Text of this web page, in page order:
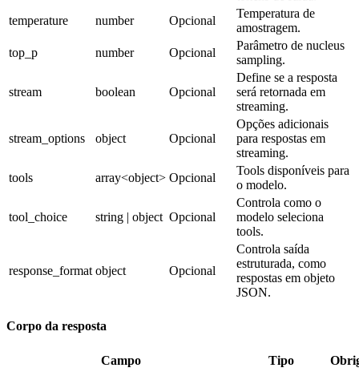
temperature
number Opcional
Temperatura de
amostragem.
top_p
number Opcional
Parâmetro de nucleus
sampling.
stream boolean Opcional
Define se a resposta
será retornada em
streaming.
stream_options object Opcional
Opções adicionais
para respostas em
streaming.
tools
array<object> Opcional
Tools disponíveis para
o modelo.
tool_choice string | object Opcional
Controla como o
modelo seleciona
tools.
response_format object Opcional
Controla saída
estruturada, como
respostas em objeto
JSON.
Corpo da resposta
Campo Tipo